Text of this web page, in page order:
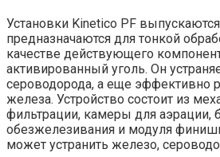
Установки Kinetico PF
предназначаются для тонкой
качестве действующего
активированный уголь. Он
сероводорода, а еще эффективно
железа. Устройство состоит из
фильтрации, камеры для аэрации,
обезжелезивания и модуля
может устранить железо,